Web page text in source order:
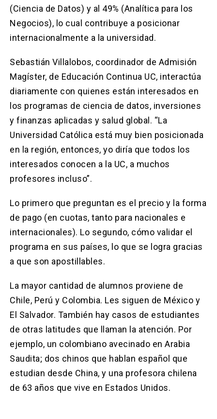
(Ciencia de Datos) y al 49% (Analítica para los
Negocios), lo cual contribuye a posicionar
internacionalmente a la universidad.
Sebastián Villalobos, coordinador de Admisión
Magíster, de Educación Continua UC, interactúa
diariamente con quienes están interesados en
los programas de ciencia de datos, inversiones
y finanzas aplicadas y salud global. “La
Universidad Católica está muy bien posicionada
en la región, entonces, yo diría que todos los
interesados conocen a la UC, a muchos
profesores incluso”.
Lo primero que preguntan es el precio y la forma
de pago (en cuotas, tanto para nacionales e
internacionales). Lo segundo, cómo validar el
programa en sus países, lo que se logra gracias
a que son apostillables.
La mayor cantidad de alumnos proviene de
Chile, Perú y Colombia. Les siguen de México y
El Salvador. También hay casos de estudiantes
de otras latitudes que llaman la atención. Por
ejemplo, un colombiano avecinado en Arabia
Saudita; dos chinos que hablan español que
estudian desde China, y una profesora chilena
de 63 años que vive en Estados Unidos.